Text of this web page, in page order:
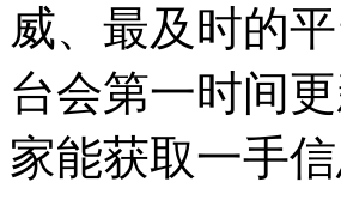
威、最及时的
台会第一时间
家能获取一手